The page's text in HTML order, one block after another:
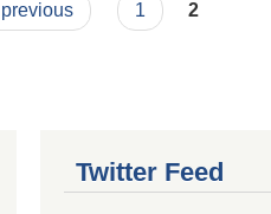
previous 1 2
Twitter Feed